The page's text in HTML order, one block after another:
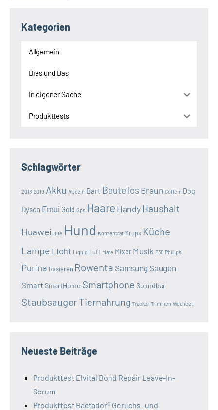
Kategorien
Allgemein
Dies und Das
In eigener Sache
Produkttests
Schlagwörter
2018 2019 Akku Alpezin Bart BeutellosBraun Coffein Dog
Dyson Emui Gold Gps Haare Handy Haushalt
Huawei Hue Hund Konzentrat Krups Küche
Lampe Licht Liquid Luft Mate Mixer Musik P30 Phillips
Purina Rasieren Rowenta Samsung Saugen
SmartSmartHome Smartphone Soundbar
Staubsauger Tiernahrung Tracker Trimmen Weenect
Neueste Beiträge
Produkttest Elvital Bond Repair Leave-In-
Serum
Produkttest Bactador® Geruchs- und